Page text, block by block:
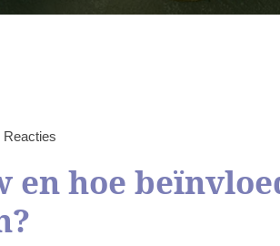
Reacties
en hoe